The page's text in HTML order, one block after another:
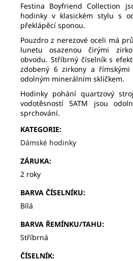
Festina Boyfriend Collection
hodinky v klasickém stylu s
překlápěcí sponou.
Pouzdro z nerezové oceli má
lunetu osazenou čirými
obvodu. Stříbrný číselník s
zdobený 6 zirkony a
odolným minerálním sklíčkem.
Hodinky pohání quartzový
vodotěsností 5ATM jsou
sprchování.
KATEGORIE:
Dámské hodinky
ZÁRUKA:
2 roky
BARVA ČÍSELNÍKU:
Bílá
BARVA ŘEMÍNKU/TAHU:
Stříbrná
ČÍSELNÍK:
FREDERIQUE
CONSTANT
FC-
306S4S6B
483
Původně:
690